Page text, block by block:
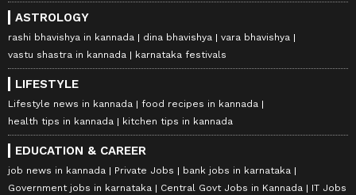
ASTROLOGY
rashi bhavishya in kannada dina bhavishya
vara bhavishya
vastu shastra in kannada
karnataka festivals
LIFESTYLE
Lifestyle news in kannada
food recipes in kannada
health tips in kannada
kitchen tips in kannada
EDUCATION & CAREER
job news in kannada Private Jobs
bank jobs in karnataka
Government jobs in karnataka
Central Govt Jobs in Kannada IT Jobs